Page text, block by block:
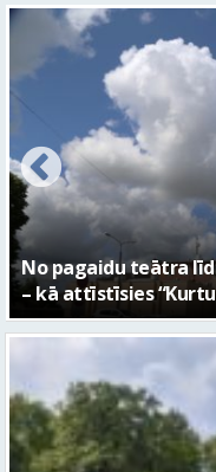
FOTO: Ar
Valmieras 743.